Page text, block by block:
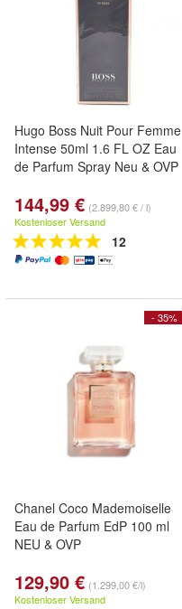
Hugo Boss Nuit Pour Femme
Intense 50ml 1.6 FL OZ Eau
de Parfum Spray Neu & OVP
144,99 € (2.899,80 € / l)
Kostenloser Versand
12
- 35%
Chanel Coco Mademoiselle
Eau de Parfum EdP 100 ml
NEU & OVP
129,90 € (1.299,00 €/l)
Kostenloser Versand